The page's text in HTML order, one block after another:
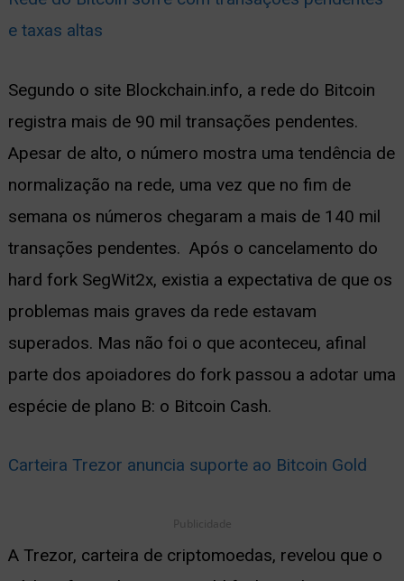
e taxas altas
Segundo o site Blockchain.info, a rede do Bitcoin
registra mais de 90 mil transações pendentes.
Apesar de alto, o número mostra uma tendência de
normalização na rede, uma vez que no fim de
semana os números chegaram a mais de 140 mil
transações pendentes. Após o cancelamento do
hard fork SegWit2x, existia a expectativa de que os
problemas mais graves da rede estavam
superados. Mas não foi o que aconteceu, afinal
parte dos apoiadores do fork passou a adotar uma
espécie de plano B: o Bitcoin Cash.
Carteira Trezor anuncia suporte ao Bitcoin Gold
Publicidade
A Trezor, carteira de criptomoedas, revelou que o